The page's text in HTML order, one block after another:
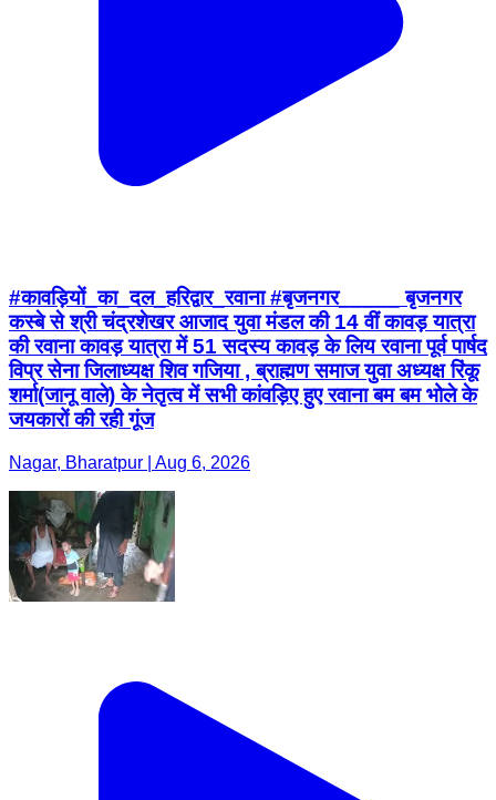
#कावड़ियों_का_दल_हरिद्वार_रवाना #बृजनगर_____ बृजनगर
कस्बे से श्री चंद्रशेखर आजाद युवा मंडल की 14 वीं कावड़ यात्रा
की रवाना कावड़ यात्रा में 51 सदस्य कावड़ के लिय रवाना पूर्व पार्षद
विप्र सेना जिलाध्यक्ष शिव गजिया , ब्राह्मण समाज युवा अध्यक्ष रिंकू
शर्मा(जानू वाले) के नेतृत्व में सभी कांवड़िए हुए रवाना बम बम भोले के
जयकारों की रही गूंज
Nagar, Bharatpur | Aug 6, 2026